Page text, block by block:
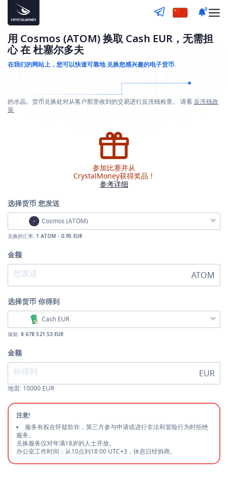
0
用 Cosmos (ATOM) 换取 Cash EUR，无需担
心 在 杜塞尔多夫
在我们的网站上，您可以快速可靠地 兑换您感兴趣的电子货币.
的水晶。货币兑换处对从客户那里收到的交易进行反洗钱检查。 请看 反洗钱政
策
参加比赛并从
CrystalMoney获得奖品！
参考详细
选择货币 您发送
Cosmos (ATOM)
兑换的汇率: 1 ATOM - 0.95 EUR
金额
ATOM
选择货币 你得到
Cash EUR
保留: 8 678 521.53 EUR
金额
EUR
地雷: 10000 EUR
注意!
服务有权在怀疑欺诈，第三方参与申请或进行非法和冒险行为时拒绝
服务。
兑换服务仅对年满18岁的人士开放。
办公室工作时间：从10点到18:00 UTC+3，休息日经协商。